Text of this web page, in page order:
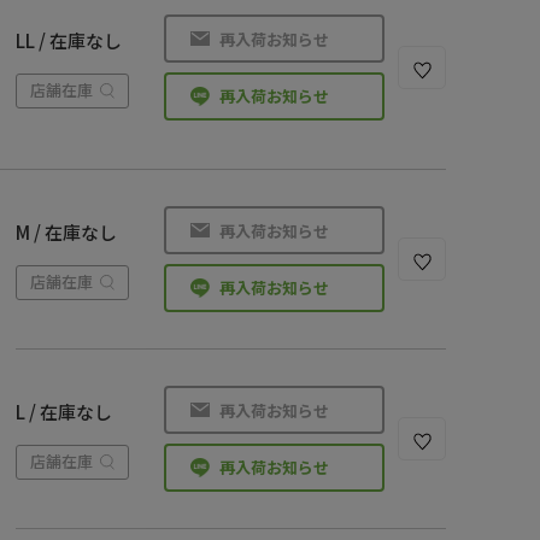
LL / 在庫なし
店舗在庫
再入荷お知らせ
再入荷お知らせ
M / 在庫なし
店舗在庫
再入荷お知らせ
再入荷お知らせ
L / 在庫なし
店舗在庫
再入荷お知らせ
再入荷お知らせ